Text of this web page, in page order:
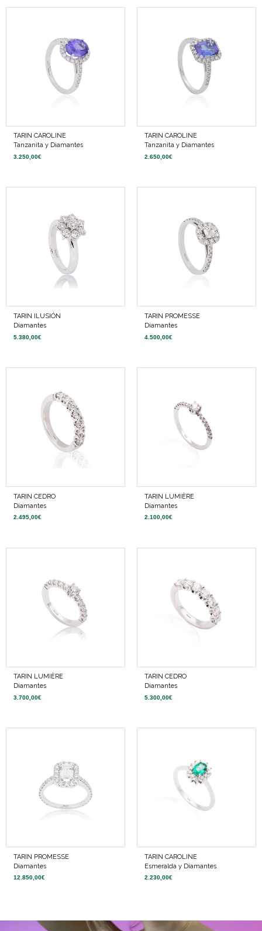
TARIN CAROLINE
Tanzanita y Diamantes
3.250,00€
TARIN CAROLINE
Tanzanita y Diamantes
2.650,00€
TARIN ILUSIÓN
Diamantes
5.380,00€
TARIN PROMESSE
Diamantes
4.500,00€
TARIN CEDRO
Diamantes
2.495,00€
TARIN LUMIÈRE
Diamantes
2.100,00€
TARIN LUMIÈRE
Diamantes
3.700,00€
TARIN CEDRO
Diamantes
5.300,00€
TARIN PROMESSE
Diamantes
12.850,00€
TARIN CAROLINE
Esmeralda y Diamantes
2.230,00€